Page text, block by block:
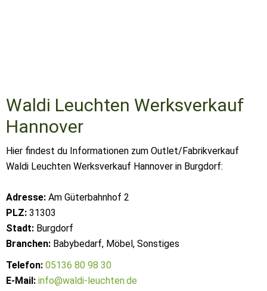
Waldi Leuchten Werksverkauf
Hannover
Hier findest du Informationen zum Outlet/Fabrikverkauf
Waldi Leuchten Werksverkauf Hannover in Burgdorf:
Adresse: Am Güterbahnhof 2
PLZ: 31303
Stadt: Burgdorf
Branchen: Babybedarf, Möbel, Sonstiges
Telefon: 05136 80 98 30
E-Mail: info@waldi-leuchten.de